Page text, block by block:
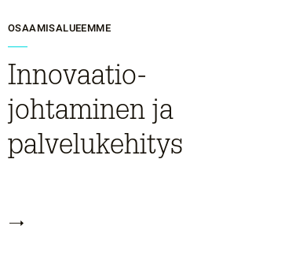
OSAAMISALUEEMME
Innovaatio­
johtaminen ja
palvelukehitys